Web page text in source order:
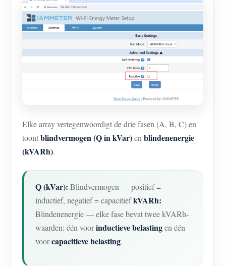
Elke array vertegenwoordigt de drie fasen (A, B, C) en
toontblindvermogen (Q in kVar)en blindenenergie
(kVARh).
Q (kVar): Blindvermogen — positief =
inductief, negatief = capacitiefkVARh:
Blindenenergie — elke fase bevat twee kVARh-
waarden: één voorinductieve belastingen één
voorcapacitieve belasting.